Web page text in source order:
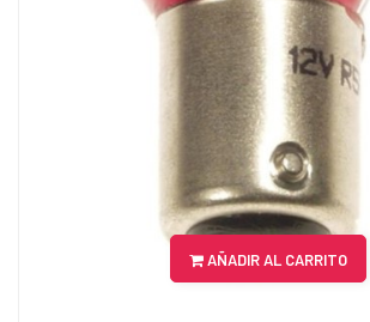
AÑADIR AL CARRITO